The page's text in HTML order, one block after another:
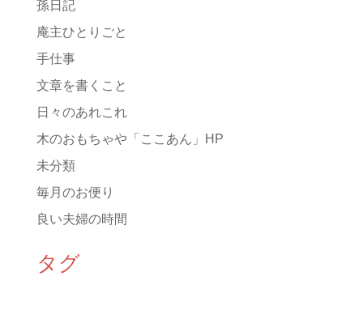
孫日記
庵主ひとりごと
手仕事
文章を書くこと
日々のあれこれ
木のおもちゃや「ここあん」HP
未分類
毎月のお便り
良い夫婦の時間
タグ